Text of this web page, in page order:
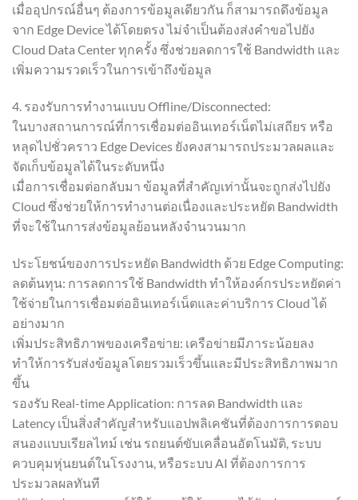
เมื่ออุปกรณ์อื่นๆ ต้องการข้อมูลเดียวกัน ก็สามารถดึงข้อมูล
จาก Edge Device ได้โดยตรง ไม่จำเป็นต้องส่งคำขอไปยัง
Cloud Data Center ทุกครั้ง ซึ่งช่วยลดการใช้ Bandwidth และ
เพิ่มความรวดเร็วในการเข้าถึงข้อมูล
4. รองรับการทำงานแบบ Offline/Disconnected:
ในบางสถานการณ์ที่การเชื่อมต่ออินเทอร์เน็ตไม่เสถียร หรือ
หลุดไปชั่วคราว Edge Devices ยังคงสามารถประมวลผลและ
จัดเก็บข้อมูลได้ในระดับหนึ่ง
เมื่อการเชื่อมต่อกลับมา ข้อมูลที่สำคัญเท่านั้นจะถูกส่งไปยัง
Cloud ซึ่งช่วยให้การทำงานต่อเนื่องและประหยัด Bandwidth
ที่จะใช้ในการส่งข้อมูลย้อนหลังจำนวนมาก
ประโยชน์ของการประหยัด Bandwidth ด้วย Edge Computing:
ลดต้นทุน: การลดการใช้ Bandwidth ทำให้องค์กรประหยัดค่า
ใช้จ่ายในการเชื่อมต่ออินเทอร์เน็ตและค่าบริการ Cloud ได้
อย่างมาก
เพิ่มประสิทธิภาพของเครือข่าย: เครือข่ายมีภาระน้อยลง
ทำให้การรับส่งข้อมูลโดยรวมเร็วขึ้นและมีประสิทธิภาพมาก
ขึ้น
รองรับ Real-time Application: การลด Bandwidth และ
Latency เป็นสิ่งสำคัญสำหรับแอปพลิเคชันที่ต้องการการตอบ
สนองแบบเรียลไทม์ เช่น รถยนต์ขับเคลื่อนอัตโนมัติ, ระบบ
ควบคุมหุ่นยนต์ในโรงงาน, หรือระบบ AI ที่ต้องการการ
ประมวลผลทันที